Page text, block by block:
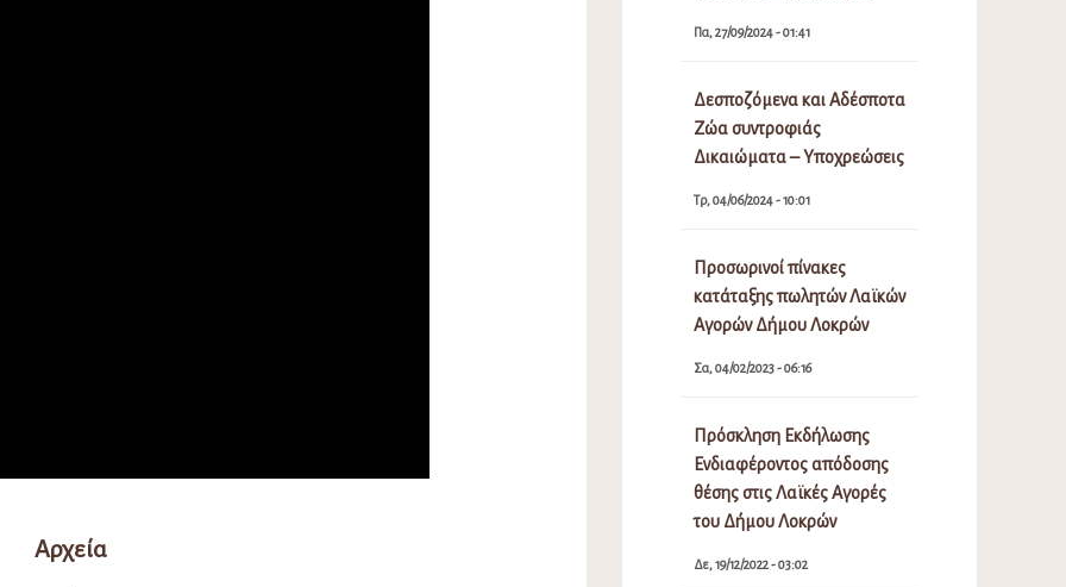
Αρχεία
Πα, 27/09/2024 - 01:41
Δεσποζόμενα και Αδέσποτα
Ζώα συντροφιάς
Δικαιώματα – Υποχρεώσεις
Τρ, 04/06/2024 - 10:01
Προσωρινοί πίνακες
κατάταξης πωλητών Λαϊκών
Αγορών Δήμου Λοκρών
Σα, 04/02/2023 - 06:16
Πρόσκληση Εκδήλωσης
Ενδιαφέροντος απόδοσης
θέσης στις Λαϊκές Αγορές
του Δήμου Λοκρών
Δε, 19/12/2022 - 03:02